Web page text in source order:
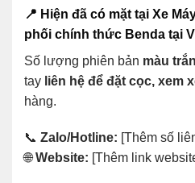
📍 Hiện đã có mặt tại Xe
phối chính thức Benda tại
Số lượng phiên bản màu
tay liên hệ để đặt cọc, xem
hàng.
📞 Zalo/Hotline: [Thêm số
🌐Website: [Thêm link